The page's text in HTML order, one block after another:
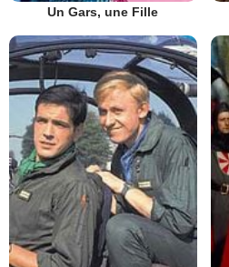
Un Gars, une Fille